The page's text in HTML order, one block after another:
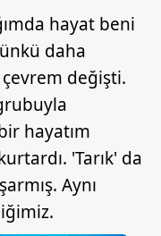
hayat beni
daha
değişti.
hayatım
'Tarık' da
Aynı